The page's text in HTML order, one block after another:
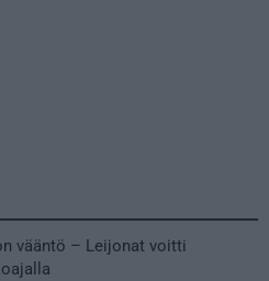
vääntö – Leijonat voitti